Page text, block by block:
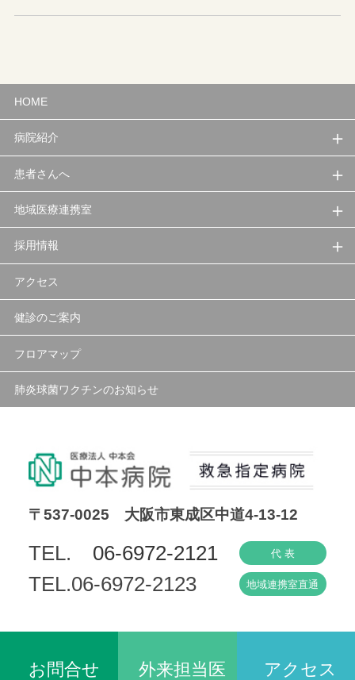
HOME
病院紹介
患者さんへ
地域医療連携室
採用情報
アクセス
健診のご案内
フロアマップ
肺炎球菌ワクチンのお知らせ
〒537-0025 大阪市東成区中道4-13-12
TEL. 06-6972-2121 代 表
TEL.06-6972-2123 地域連携室直通
お問合せ 外来担当医 アクセス